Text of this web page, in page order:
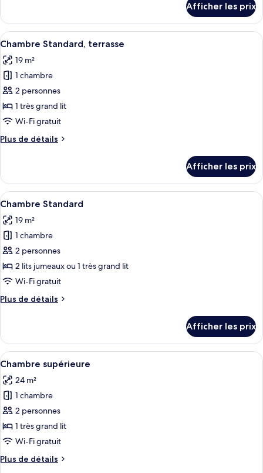
Chambre
Standard
Afficher les prix
Afficher
toutes
les
photos
pour
ce
type
chambre :
terrasse
Une chambre d’hôtel avec un
4
Chambre Standard, terrasse
19 m²
1 chambre
2 personnes
1 très grand lit
Wi-Fi gratuit
Plus de détails
Plus
Chambre
Standard,
terrasse
Afficher les prix
Afficher
toutes
les
photos
pour
ce
type
chambre :
Une chambre d’hôtel avec un
4
Chambre Standard
19 m²
1 chambre
2 personnes
2 lits jumeaux ou 1 très grand lit
Wi-Fi gratuit
Plus de détails
Plus
Chambre
Standard
Afficher les prix
Afficher
toutes
les
photos
pour
ce
type
chambre :
Une chambre d’hôtel comprenant
5
Chambre supérieure
24 m²
1 chambre
2 personnes
1 très grand lit
Wi-Fi gratuit
Plus de détails
Plus